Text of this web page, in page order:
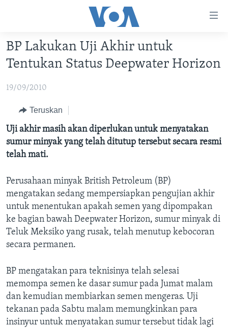
Akses
Lanjut
ke
Konten
Lanjut
Navigasi
Utama
Lanjut
Pencarian
VIDEO
POLYGRAPH
DAFTAR PROGRAM
Learning English
IKUTI KAMI
Bahasa-bahasa
BP Lakukan Uji Akhir untuk
Tentukan Status Deepwater Horizon
19/09/2010
Teruskan
Uji akhir masih akan diperlukan untuk menyatakan
sumur minyak yang telah ditutup tersebut secara resmi
telah mati.
Perusahaan minyak British Petroleum (BP)
mengatakan sedang mempersiapkan pengujian akhir
untuk menentukan apakah semen yang dipompakan
ke bagian bawah Deepwater Horizon, sumur minyak di
Teluk Meksiko yang rusak, telah menutup kebocoran
secara permanen.
BP mengatakan para teknisinya telah selesai
memompa semen ke dasar sumur pada Jumat malam
dan kemudian membiarkan semen mengeras. Uji
tekanan pada Sabtu malam memungkinkan para
insinyur untuk menyatakan sumur tersebut tidak lagi